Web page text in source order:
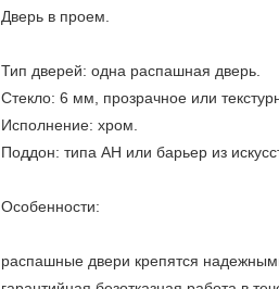
Дверь в проем.
Тип дверей: одна распашная дверь.
Стекло: 6 мм, прозрачное или
Исполнение: хром.
Поддон: типа AH или барьер из
Особенности:
распашные двери крепятся